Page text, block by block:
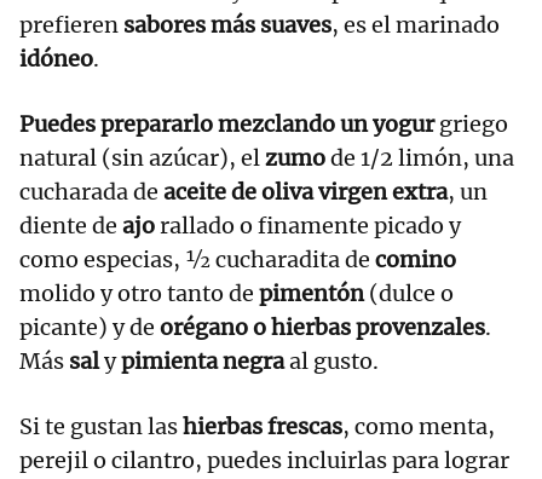
prefieren sabores más suaves, es el marinado
idóneo.
Puedes prepararlo mezclando unyogurgriego
natural (sin azúcar), elzumode 1/2 limón, una
cucharada de aceite de oliva virgen extra, un
diente de ajorallado o finamente picado y
como especias, ½ cucharadita de comino
molido y otro tanto de pimentón(dulce o
picante) y de orégano o hierbas provenzales.
Más salypimienta negraal gusto.
Si te gustan lashierbas frescas, como menta,
perejil o cilantro, puedes incluirlas para lograr